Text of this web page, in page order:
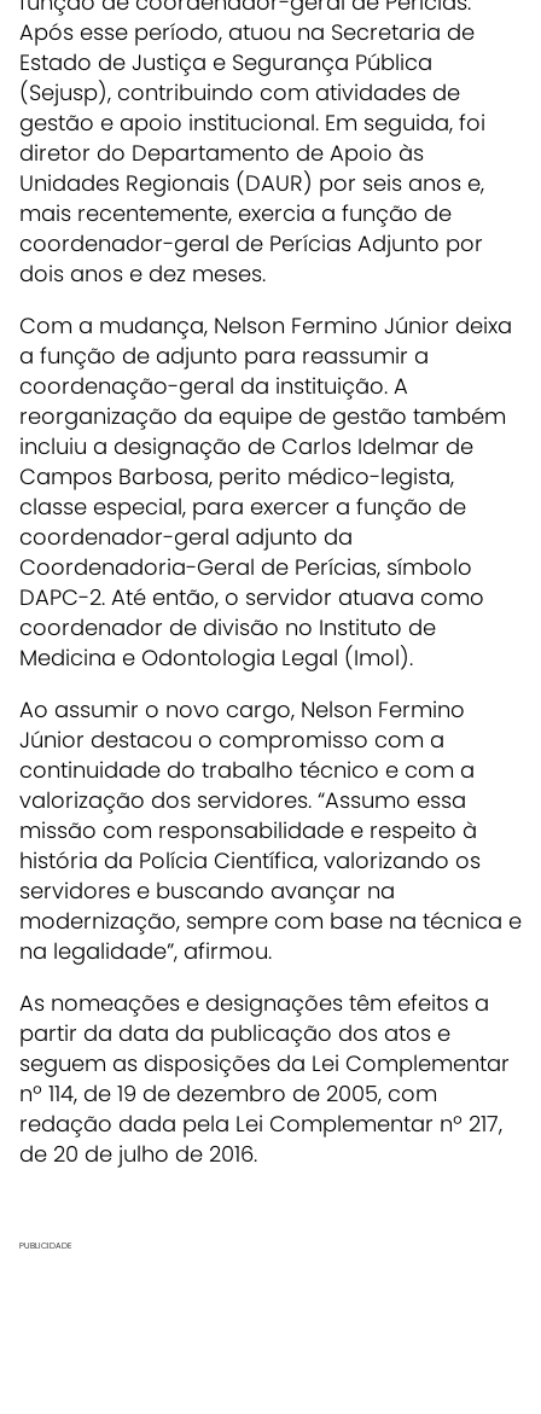
Após esse período, atuou na Secretaria de
Estado de Justiça e Segurança Pública
(Sejusp), contribuindo com atividades de
gestão e apoio institucional. Em seguida, foi
diretor do Departamento de Apoio às
Unidades Regionais (DAUR) por seis anos e,
mais recentemente, exercia a função de
coordenador-geral de Perícias Adjunto por
dois anos e dez meses.
Com a mudança, Nelson Fermino Júnior deixa
a função de adjunto para reassumir a
coordenação-geral da instituição. A
reorganização da equipe de gestão também
incluiu a designação de Carlos Idelmar de
Campos Barbosa, perito médico-legista,
classe especial, para exercer a função de
coordenador-geral adjunto da
Coordenadoria-Geral de Perícias, símbolo
DAPC-2. Até então, o servidor atuava como
coordenador de divisão no Instituto de
Medicina e Odontologia Legal (Imol).
Ao assumir o novo cargo, Nelson Fermino
Júnior destacou o compromisso com a
continuidade do trabalho técnico e com a
valorização dos servidores. “Assumo essa
missão com responsabilidade e respeito à
história da Polícia Científica, valorizando os
servidores e buscando avançar na
modernização, sempre com base na técnica e
na legalidade”, afirmou.
As nomeações e designações têm efeitos a
partir da data da publicação dos atos e
seguem as disposições da Lei Complementar
nº 114, de 19 de dezembro de 2005, com
redação dada pela Lei Complementar nº 217,
de 20 de julho de 2016.
PUBLICIDADE